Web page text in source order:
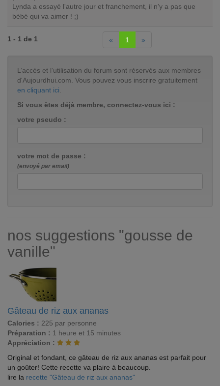
Lynda a essayé l'autre jour et franchement, il n'y a pas que
bébé qui va aimer ! ;)
1 - 1 de 1 « 1 »
L’accès et l’utilisation du forum sont réservés aux membres
d'Aujourdhui.com. Vous pouvez vous inscrire gratuitement
en cliquant ici.
Si vous êtes déjà membre, connectez-vous ici :
votre pseudo :
votre mot de passe :
(envoyé par email)
nos suggestions "gousse de
vanille"
Gâteau de riz aux ananas
Calories : 225 par personne
Préparation : 1 heure et 15 minutes
Appréciation :
Original et fondant, ce gâteau de riz aux ananas est parfait pour
un goûter! Cette recette va plaire à beaucoup.
lire la recette "Gâteau de riz aux ananas"